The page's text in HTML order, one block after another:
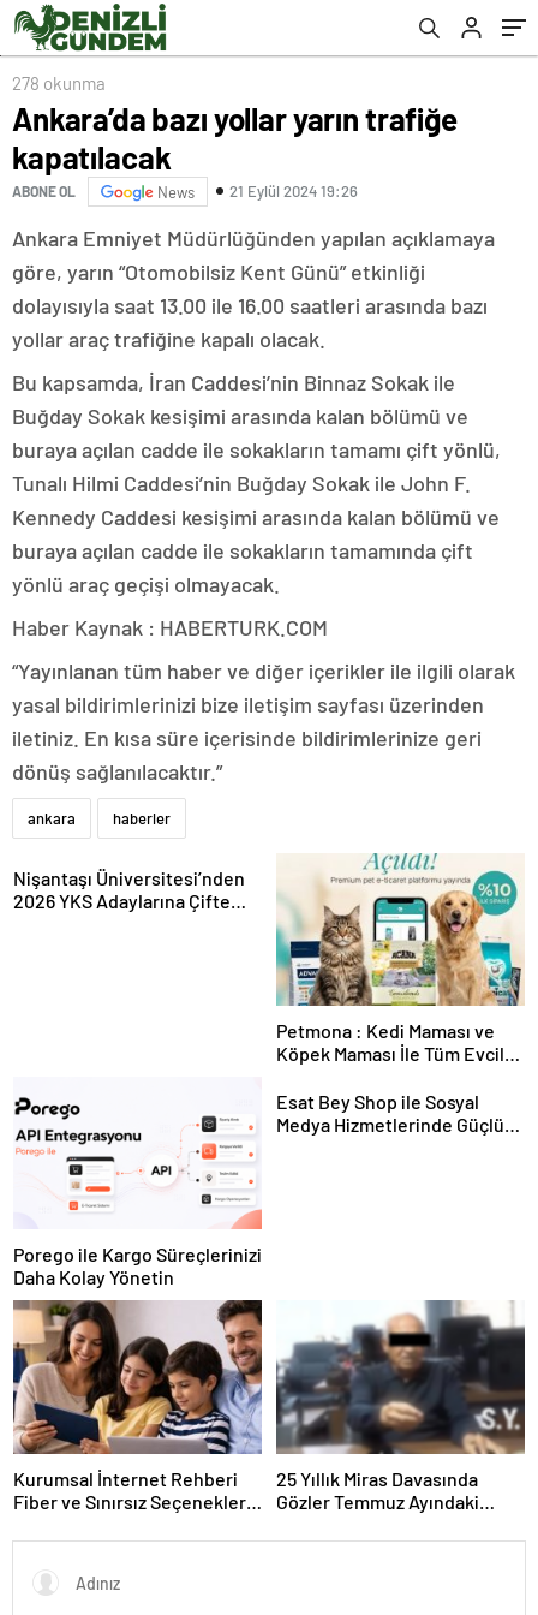
278 okunma
Ankara’da bazı yollar yarın trafiğe
kapatılacak
ABONE OL News 21 Eylül 2024 19:26
Ankara Emniyet Müdürlüğünden yapılan açıklamaya
göre, yarın “Otomobilsiz Kent Günü” etkinliği
dolayısıyla saat 13.00 ile 16.00 saatleri arasında bazı
yollar araç trafiğine kapalı olacak.
Bu kapsamda, İran Caddesi’nin Binnaz Sokak ile
Buğday Sokak kesişimi arasında kalan bölümü ve
buraya açılan cadde ile sokakların tamamı çift yönlü,
Tunalı Hilmi Caddesi’nin Buğday Sokak ile John F.
Kennedy Caddesi kesişimi arasında kalan bölümü ve
buraya açılan cadde ile sokakların tamamında çift
yönlü araç geçişi olmayacak.
Haber Kaynak : HABERTURK.COM
“Yayınlanan tüm haber ve diğer içerikler ile ilgili olarak
yasal bildirimlerinizi bize iletişim sayfası üzerinden
iletiniz. En kısa süre içerisinde bildirimlerinize geri
dönüş sağlanılacaktır.”
ankara haberler
Nişantaşı Üniversitesi’nden
2026 YKS Adaylarına Çifte
Petmona : Kedi Maması ve
Köpek Maması İle Tüm Evcil
Porego ile Kargo Süreçlerinizi
Daha Kolay Yönetin
Esat Bey Shop ile Sosyal
Medya Hizmetlerinde Güçlü
Kurumsal İnternet Rehberi
Fiber ve Sınırsız Seçenekleri
25 Yıllık Miras Davasında
Gözler Temmuz Ayındaki